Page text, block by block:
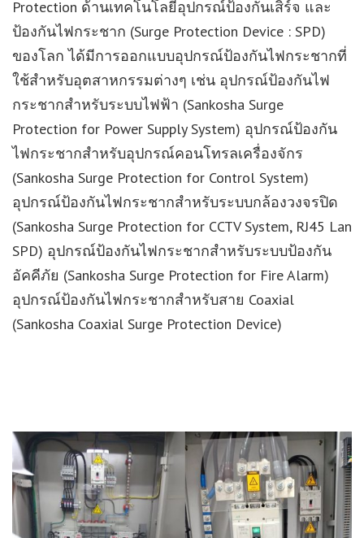
Protection ด้านเทคโนโลยีอุปกรณ์ป้องกันเสิร์จ และ
ป้องกันไฟกระชาก (Surge Protection Device : SPD)
ของโลก ได้มีการออกแบบอุปกรณ์ป้องกันไฟกระชากที่
ใช้สำหรับอุตสาหกรรมต่างๆ เช่น อุปกรณ์ป้องกันไฟ
กระชากสำหรับระบบไฟฟ้า (Sankosha Surge
Protection for Power Supply System) อุปกรณ์ป้องกัน
ไฟกระชากสำหรับอุปกรณ์คอนโทรลเครื่องจักร
(Sankosha Surge Protection for Control System)
อุปกรณ์ป้องกันไฟกระชากสำหรับระบบกล้องวงจรปิด
(Sankosha Surge Protection for CCTV System, RJ45 Lan
SPD) อุปกรณ์ป้องกันไฟกระชากสำหรับระบบป้องกัน
อัคคีภัย (Sankosha Surge Protection for Fire Alarm)
อุปกรณ์ป้องกันไฟกระชากสำหรับสาย Coaxial
(Sankosha Coaxial Surge Protection Device)